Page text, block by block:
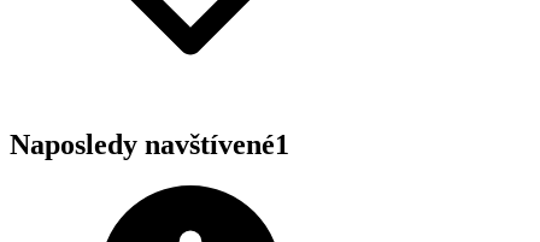
Naposledy navštívené1